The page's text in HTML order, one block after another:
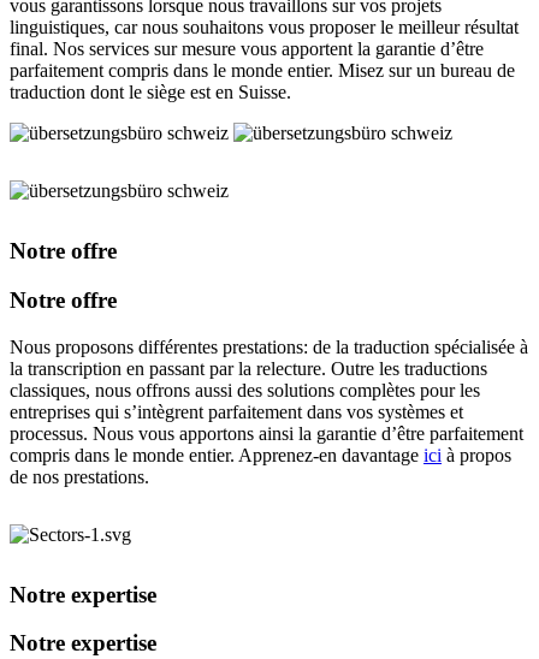
vous garantissons lorsque nous travaillons sur vos projets
linguistiques, car nous souhaitons vous proposer le meilleur résultat
final. Nos services sur mesure vous apportent la garantie d’être
parfaitement compris dans le monde entier. Misez sur un bureau de
traduction dont le siège est en Suisse.
Notre offre
Notre offre
Nous proposons différentes prestations: de la traduction spécialisée à
la transcription en passant par la relecture. Outre les traductions
classiques, nous offrons aussi des solutions complètes pour les
entreprises qui s’intègrent parfaitement dans vos systèmes et
processus. Nous vous apportons ainsi la garantie d’être parfaitement
compris dans le monde entier. Apprenez-en davantage ici à propos
de nos prestations.
Notre expertise
Notre expertise